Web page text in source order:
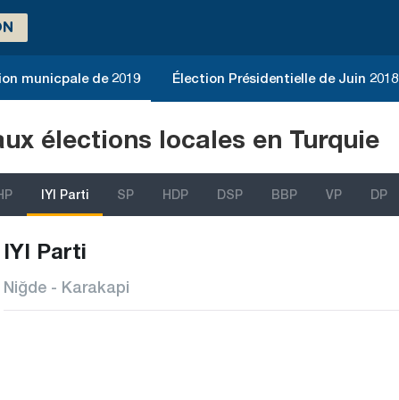
municpale de 2019 Élection Présidentielle de Juin 2018
élections locales en Turquie
IYI Parti SP HDP DSP BBP VP DP
IYI Parti
Niğde - Karakapi